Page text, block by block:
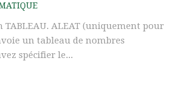
ALEAT (uniquement pour
un tableau de nombres
spécifier le...